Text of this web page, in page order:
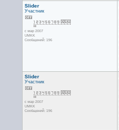
Slider
Участник
с мар 2007
UMKK
Сообщений: 196
Slider
Участник
с мар 2007
UMKK
Сообщений: 196